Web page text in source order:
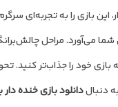
بازی را به تجربه‌ای
شما می‌آورد. مراحل
بازی خود را جذاب‌تر
دنبالدانلود بازی خنده دار